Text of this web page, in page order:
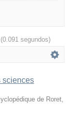
(0.091 segundos)
sciences
de Roret